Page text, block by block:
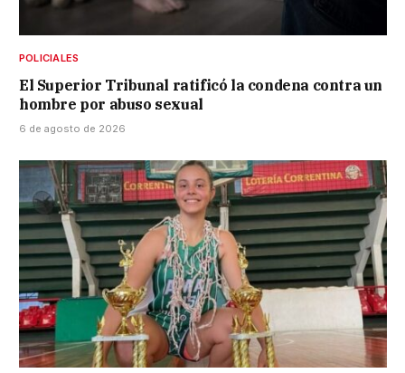
POLICIALES
El Superior Tribunal ratificó la condena contra un
hombre por abuso sexual
6 de agosto de 2026